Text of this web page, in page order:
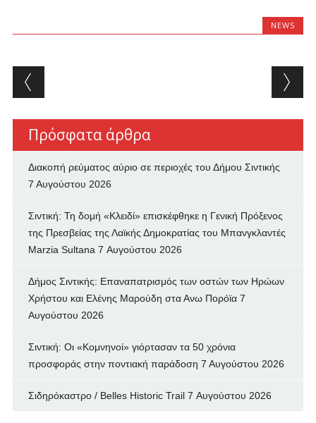
NEWS
Post navigation
Πρόσφατα άρθρα
Διακοπή ρεύματος αύριο σε περιοχές του Δήμου Σιντικής
7 Αυγούστου 2026
Σιντική: Τη δομή «Κλειδί» επισκέφθηκε η Γενική Πρόξενος
της Πρεσβείας της Λαϊκής Δημοκρατίας του Μπανγκλαντές
Marzia Sultana 7 Αυγούστου 2026
Δήμος Σιντικής: Επαναπατρισμός των oστών των Ηρώων
Χρήστου και Ελένης Μαρούδη στα Ανω Πορόϊα 7
Αυγούστου 2026
Σιντική: Οι «Κομνηνοί» γιόρτασαν τα 50 χρόνια
προσφοράς στην ποντιακή παράδοση 7 Αυγούστου 2026
Σιδηρόκαστρο / Belles Historic Trail 7 Αυγούστου 2026